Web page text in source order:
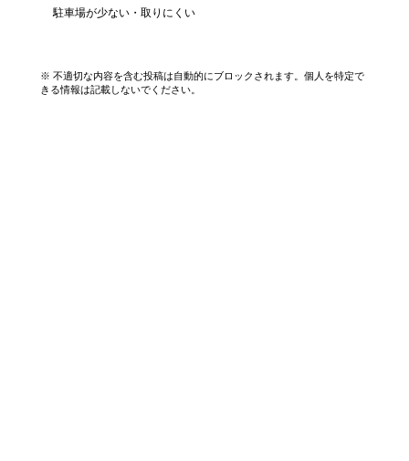
駐車場が少ない・取りにくい
※ 不適切な内容を含む投稿は自動的にブロックされます。個人を特定で
きる情報は記載しないでください。